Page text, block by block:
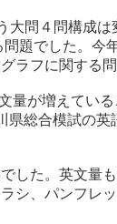
大問４問構成は
題でした。今
ラフに関する問
量が増えてい
県総合模試の英
した。英文量
シ、パンフレ